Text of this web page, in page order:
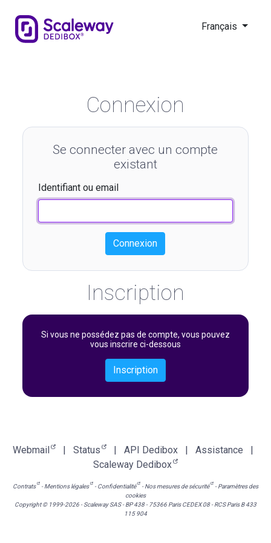
Français
Connexion
Se connecter avec un compte
existant
Identifiant ou email
Connexion
Inscription
Si vous ne possédez pas de compte, vous pouvez
vous inscrire ci-dessous
Inscription
Webmail | Status | API Dedibox | Assistance
|
Scaleway Dedibox
Contrats -Mentions légales -Confidentialité -Nos mesures de sécurité -Paramètres des
cookies
Copyright © 1999-2026 - Scaleway SAS - BP 438 - 75366 Paris CEDEX 08 - RCS Paris B 433
115 904